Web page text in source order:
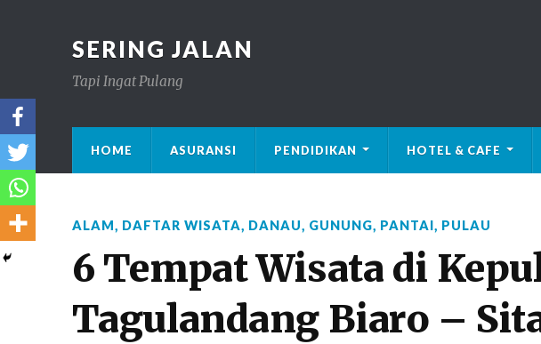
SERING JALAN
Tapi Ingat Pulang
HOME ASURANSI PENDIDIKAN HOTEL & CAFE
ALAM, DAFTAR WISATA, DANAU, GUNUNG, PANTAI, PULAU
6 Tempat Wisata di
Tagulandang Biaro –